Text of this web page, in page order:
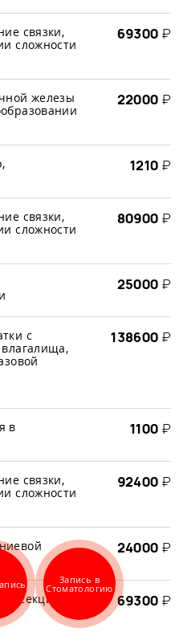
связки,
сложности
69300 ₽
железы
22000 ₽
1210 ₽
связки,
сложности
80900 ₽
25000 ₽
с
138600 ₽
в
1100 ₽
связки,
сложности
92400 ₽
24000 ₽
69300 ₽
Запись в
Стоматологию